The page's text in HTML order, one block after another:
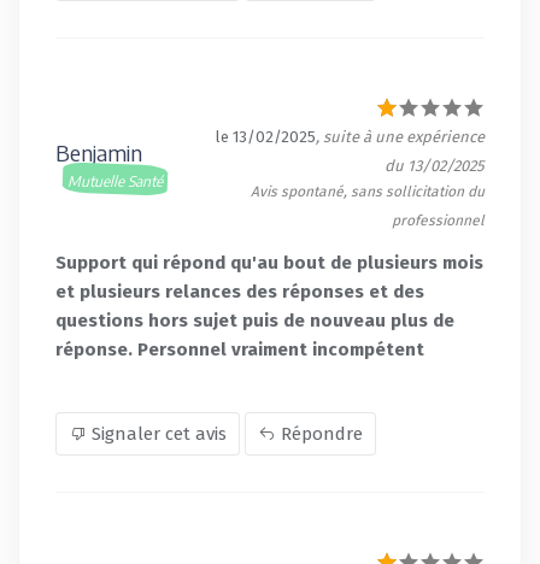
Benjamin
Mutuelle Santé
le 13/02/2025, suite à une expérience
du 13/02/2025
Avis spontané, sans sollicitation du
professionnel
Support qui répond qu'au bout de plusieurs mois
et plusieurs relances des réponses et des
questions hors sujet puis de nouveau plus de
réponse. Personnel vraiment incompétent
Signaler cet avis Répondre